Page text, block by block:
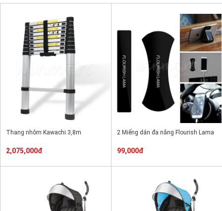
Thang nhôm Kawachi 3,8m
2,075,000đ
2 Miếng dán đa năng Flourish Lama
99,000đ